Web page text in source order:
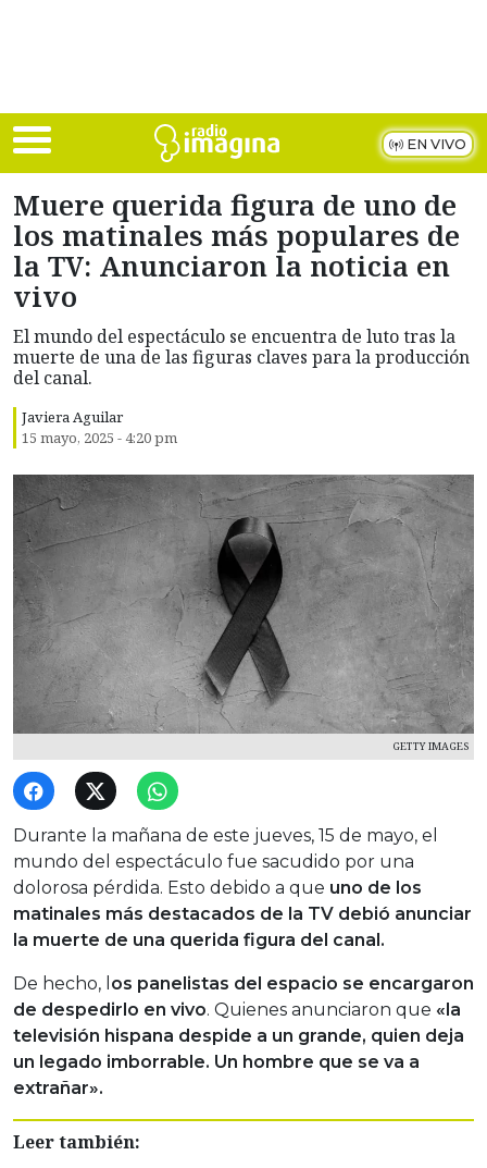
EN VIVO
Muere querida figura de uno de
los matinales más populares de
la TV: Anunciaron la noticia en
vivo
El mundo del espectáculo se encuentra de luto tras la
muerte de una de las figuras claves para la producción
del canal.
Javiera Aguilar
15 mayo, 2025 - 4:20 pm
GETTY IMAGES
Durante la mañana de este jueves, 15 de mayo, el
mundo del espectáculo fue sacudido por una
dolorosa pérdida. Esto debido a que uno de los
matinales más destacados de la TV debió anunciar
la muerte de una querida figura del canal.
De hecho, l os panelistas del espacio se encargaron
de despedirlo en vivo. Quienes anunciaron que «la
televisión hispana despide a un grande, quien deja
un legado imborrable. Un hombre que se va a
extrañar».
Leer también: